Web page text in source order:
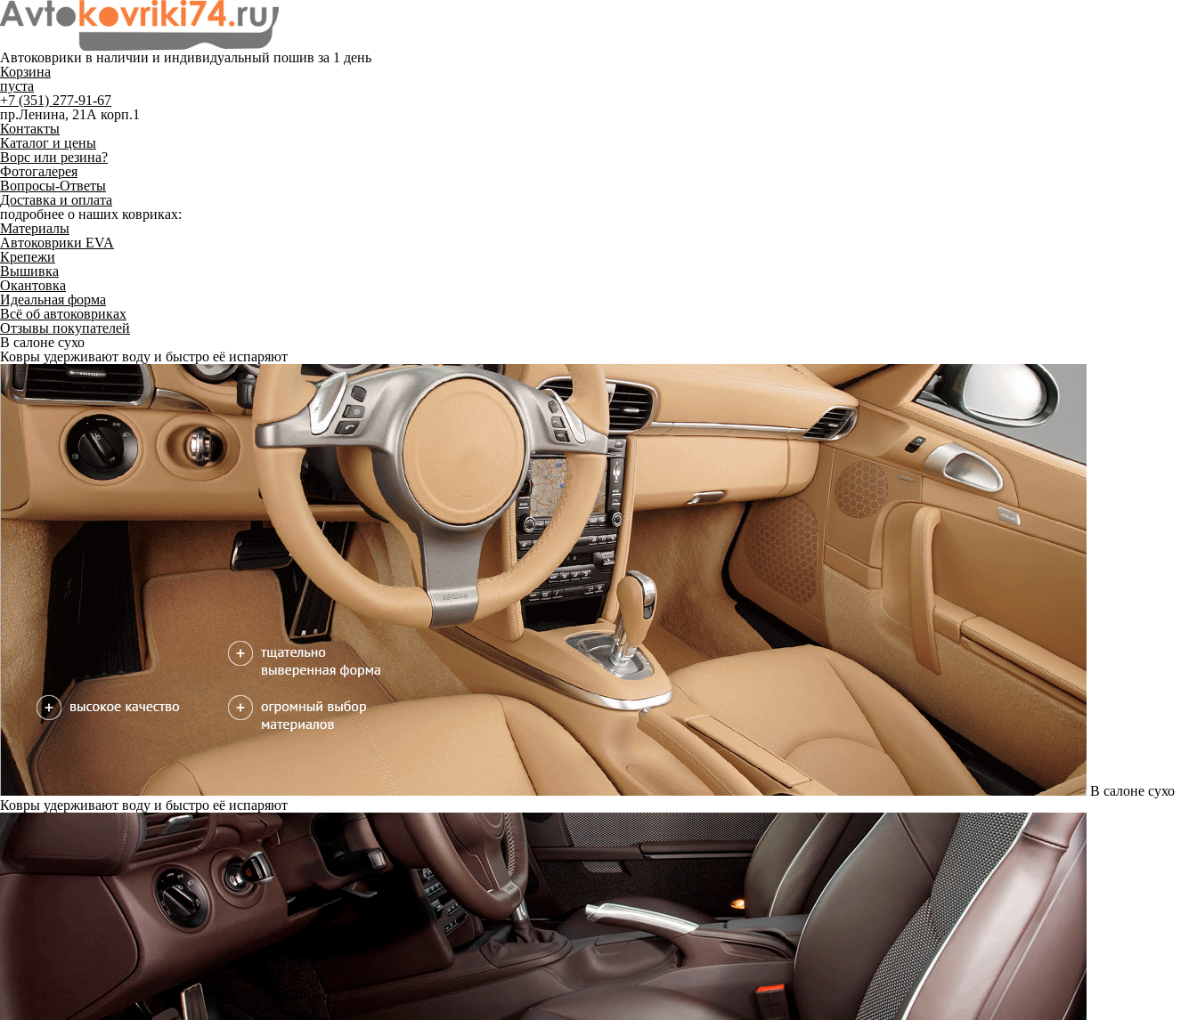
Автоковрики в наличии и индивидуальный пошив за 1 день
Корзина
пуста
+7 (351) 277-91-67
пр.Ленина, 21А корп.1
Контакты
Каталог и цены
Ворс или резина?
Фотогалерея
Вопросы-Ответы
Доставка и оплата
подробнее о наших ковриках:
Материалы
Автоковрики EVA
Крепежи
Вышивка
Окантовка
Идеальная форма
Всё об автоковриках
Отзывы покупателей
В салоне сухо
Ковры удерживают воду и быстро её испаряют
В салоне сухо
Ковры удерживают воду и быстро её испаряют